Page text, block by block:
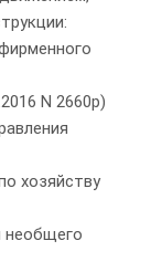
N 2660р)
хозяйству
необщего